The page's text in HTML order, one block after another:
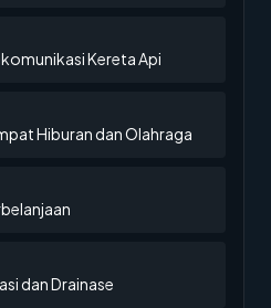
Kereta Api
Hiburan dan Olahraga
dan Drainase